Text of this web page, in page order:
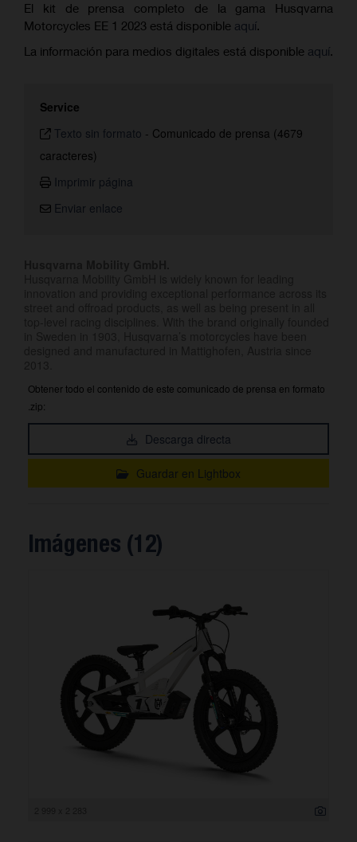
El kit de prensa completo de la gama Husqvarna
Motorcycles EE 1 2023 está disponible aquí.
La información para medios digitales está disponible aquí.
Service
Texto sin formato - Comunicado de prensa (4679
caracteres)
Imprimir página
Enviar enlace
Obtener todo el contenido de este comunicado de prensa en formato
.zip:
Descarga directa
Guardar en Lightbox
Imágenes (12)